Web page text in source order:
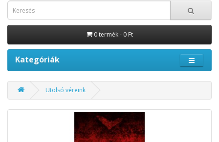
0 termék - 0 Ft
Kategóriák
Utolsó véreink